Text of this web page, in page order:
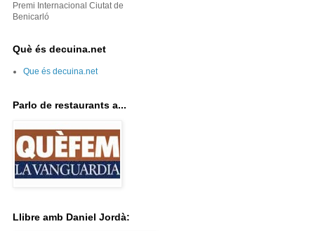
Premi Internacional Ciutat de
Benicarló
Què és decuina.net
Que és decuina.net
Parlo de restaurants a...
Llibre amb Daniel Jordà: